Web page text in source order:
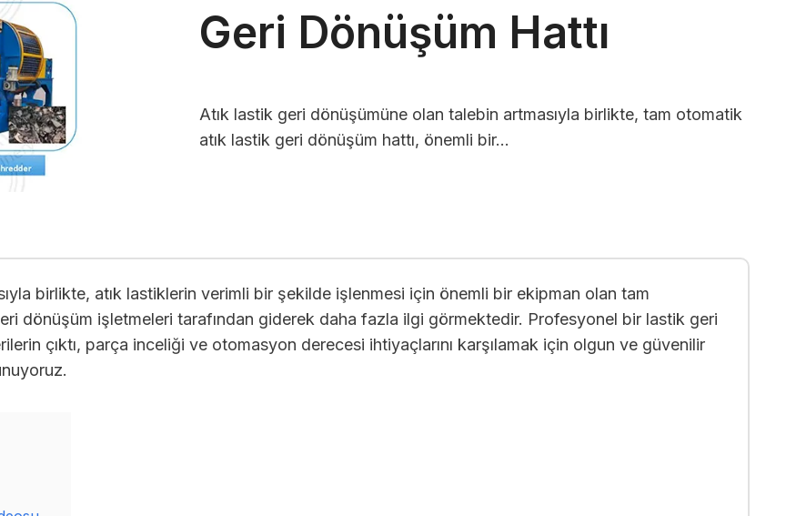
Geri Dönüşüm Hattı
Atık lastik geri dönüşümüne olan talebin artmasıyla birlikte, tam otomatik
atık lastik geri dönüşüm hattı, önemli bir...
birlikte, atık lastiklerin verimli bir şekilde işlenmesi için önemli bir ekipman olan tam
dönüşüm işletmeleri tarafından giderek daha fazla ilgi görmektedir. Profesyonel bir lastik geri
çıktı, parça inceliği ve otomasyon derecesi ihtiyaçlarını karşılamak için olgun ve güvenilir